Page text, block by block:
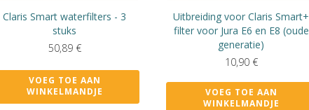
Claris Smart waterfilters - 3
stuks
50,89 €
VOEG TOE AAN
WINKELMANDJE
Uitbreiding voor Claris Smart+
filter voor Jura E6 en E8 (oude
generatie)
10,90 €
VOEG TOE AAN
WINKELMANDJE